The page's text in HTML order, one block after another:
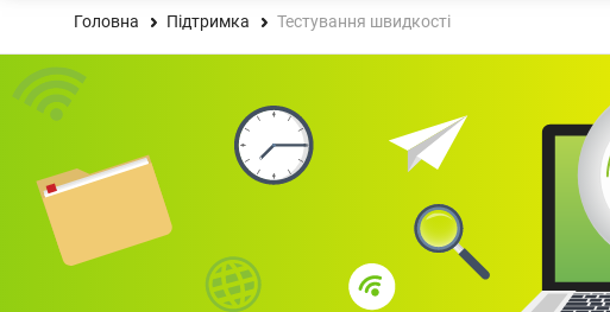
Головна Підтримка Тестування швидкості